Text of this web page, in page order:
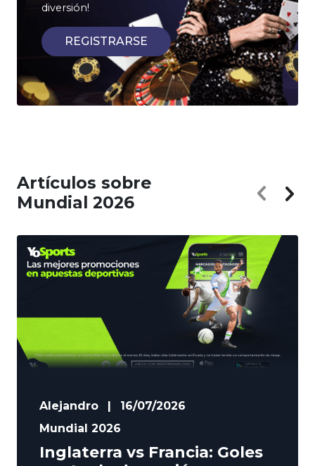
diversión!
REGISTRARSE
Artículos sobre
Mundial 2026
Alejandro
16/07/2026
Mundial 2026
Inglaterra vs Francia: Goles